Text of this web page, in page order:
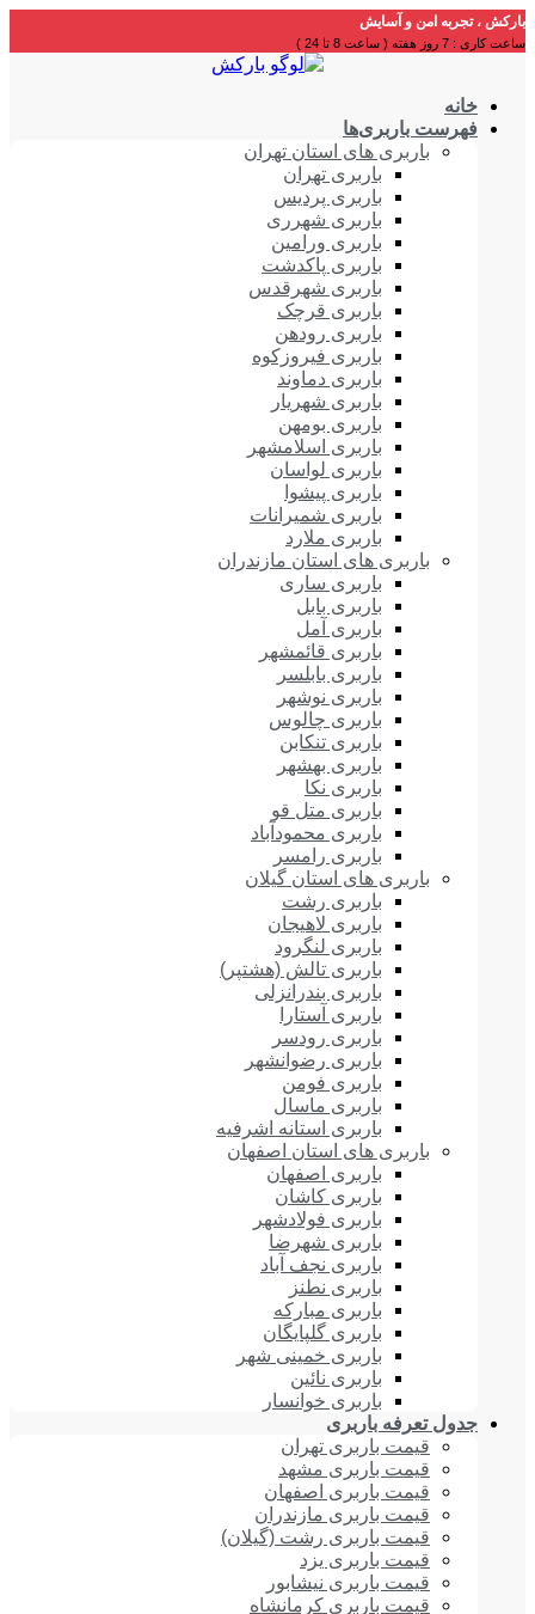
بارکش ، تجربه امن و آسایش
ساعت کاری : 7 روز هفته ( ساعت 8 تا 24 )
خانه
فهرست باربری‌ها
باربری های استان تهران
باربری تهران
باربری پردیس
باربری شهرری
باربری ورامین
باربری پاکدشت
باربری شهرقدس
باربری قرچک
باربری رودهن
باربری فیروزکوه
باربری دماوند
باربری شهریار
باربری بومهن
باربری اسلامشهر
باربری لواسان
باربری پیشوا
باربری شمیرانات
باربری ملارد
باربری های استان مازندران
باربری ساری
باربری بابل
باربری آمل
باربری قائمشهر
باربری بابلسر
باربری نوشهر
باربری چالوس
باربری تنکابن
باربری بهشهر
باربری نکا
باربری متل قو
باربری محمودآباد
باربری رامسر
باربری های استان گیلان
باربری رشت
باربری لاهیجان
باربری لنگرود
باربری تالش (هشتپر)
باربری بندرانزلی
باربری آستارا
باربری رودسر
باربری رضوانشهر
باربری فومن
باربری ماسال
باربری استانه اشرفیه
باربری های استان اصفهان
باربری اصفهان
باربری کاشان
باربری فولادشهر
باربری شهرضا
باربری نجف آباد
باربری نطنز
باربری مبارکه
باربری گلپایگان
باربری خمینی شهر
باربری نائین
باربری خوانسار
جدول تعرفه باربری
قیمت باربری تهران
قیمت باربری مشهد
قیمت باربری اصفهان
قیمت باربری مازندران
قیمت باربری رشت (گیلان)
قیمت باربری یزد
قیمت باربری نیشابور
قیمت باربری کرمانشاه